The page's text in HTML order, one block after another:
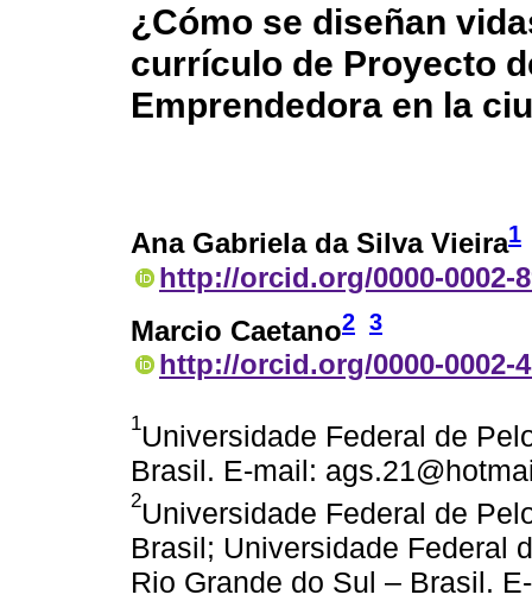
¿Cómo se diseñan
currículo de Proyecto
Emprendedora en la
Ana Gabriela da Silva Vieira1
http://orcid.org/0000-0002-
Marcio Caetano2 3
http://orcid.org/0000-0002-
1Universidade Federal de
Brasil. E-mail:
2Universidade Federal de
Brasil; Universidade Federal
Rio Grande do Sul – Brasil.